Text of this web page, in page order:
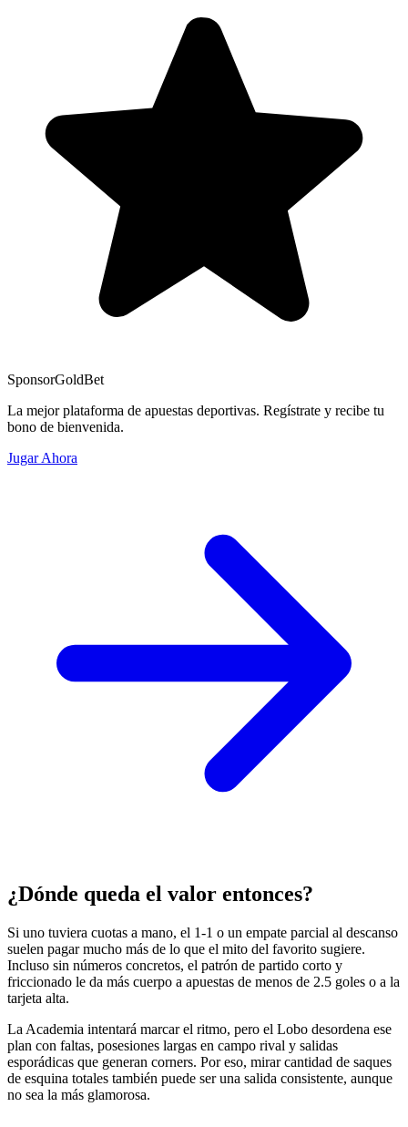
SponsorGoldBet
La mejor plataforma de apuestas deportivas. Regístrate y recibe tu
bono de bienvenida.
Jugar Ahora
¿Dónde queda el valor entonces?
Si uno tuviera cuotas a mano, el 1-1 o un empate parcial al descanso
suelen pagar mucho más de lo que el mito del favorito sugiere.
Incluso sin números concretos, el patrón de partido corto y
friccionado le da más cuerpo a apuestas de menos de 2.5 goles o a la
tarjeta alta.
La Academia intentará marcar el ritmo, pero el Lobo desordena ese
plan con faltas, posesiones largas en campo rival y salidas
esporádicas que generan corners. Por eso, mirar cantidad de saques
de esquina totales también puede ser una salida consistente, aunque
no sea la más glamorosa.